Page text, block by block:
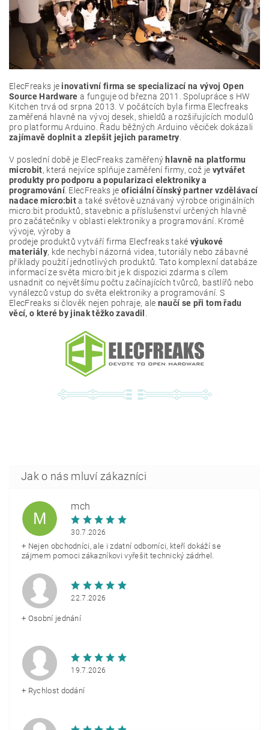
ElecFreaks jeinovativní firma se specializací na vývoj Open
Source Hardware a funguje od března 2011. Spolupráce s HW
Kitchen trvá od srpna 2013. V počátcích byla firma Elecfreaks
zaměřená hlavně na vývoj desek, shieldů a rozšiřujících modulů
pro platformu Arduino. Řadu běžných Arduino věciček dokázali
zajímavě doplnit a zlepšit jejich parametry
V poslední době je ElecFreaks zaměřený hlavně na platformu
microbit, která nejvíce splňuje zaměření firmy, což je vytvářet
produkty pro podporu a popularizaci elektroniky a
programování. ElecFreaks je oficiální čínský partner vzdělávací
nadace micro:bita také světově uznávaný výrobce originálních
micro:bit produktů, stavebnic a příslušenství určených hlavně
pro začátečníky v oblasti elektroniky a programování. Kromě
vývoje, výroby a
prodeje produktů vytváří firma Elecfreaks takévýukové
materiály, kde nechybí názorná videa, tutoriály nebo zábavné
příklady použití jednotlivých produktů. Tato komplexní databáze
informací ze světa micro:bit je k dispozici zdarma s cílem
usnadnit co největšímu počtu začínajících tvůrců, bastlířů nebo
vynálezců vstup do světa elektroniky a programování. S
ElecFreaks si člověk nejen pohraje, ale naučí se při tom řadu
věcí, o které by jinak těžko zavadil
M
mch
30.7.2026
+ Nejen obchodníci, ale i zdatní odborníci, kteří dokáží se
zájmem pomoci zákazníkovi vyřešit technický zádrhel.
22.7.2026
+ Osobní jednání
19.7.2026
+ Rychlost dodání